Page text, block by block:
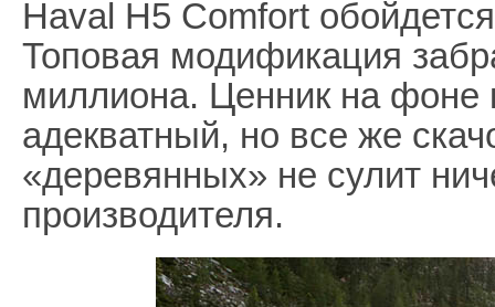
Haval H5 Comfort
Топовая модификация
миллиона. Ценник на фоне
адекватный, но все же
«деревянных» не сулит
производителя.